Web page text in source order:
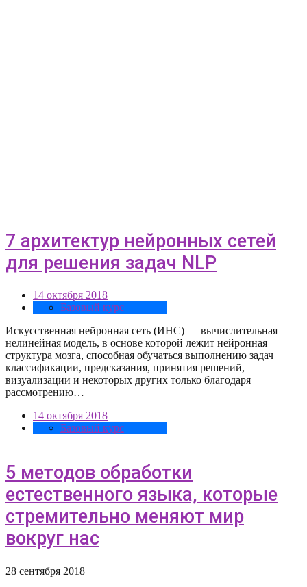
7 архитектур нейронных сетей
для решения задач NLP
14 октября 2018
Базовый курс
Искусственная нейронная сеть (ИНС) — вычислительная
нелинейная модель, в основе которой лежит нейронная
структура мозга, способная обучаться выполнению задач
классификации, предсказания, принятия решений,
визуализации и некоторых других только благодаря
рассмотрению…
14 октября 2018
Базовый курс
5 методов обработки
естественного языка, которые
стремительно меняют мир
вокруг нас
28 сентября 2018